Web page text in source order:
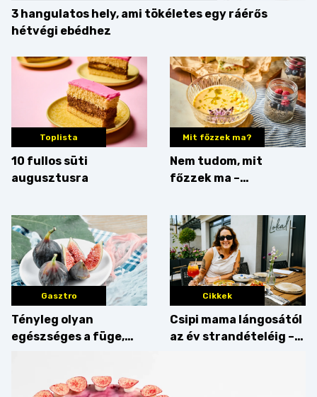
3 hangulatos hely, ami tökéletes egy ráérős
hétvégi ebédhez
Toplista
10 fullos süti
augusztusra
Mit főzzek ma?
Nem tudom, mit
főzzek ma –
Gasztro
Tényleg olyan
egészséges a füge,
Cikkek
Csipi mama lángosától
az év strandételéig –